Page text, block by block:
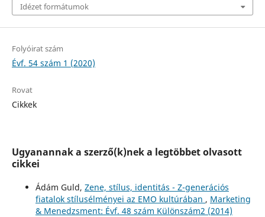
Idézet formátumok
Folyóirat szám
Évf. 54 szám 1 (2020)
Rovat
Cikkek
Ugyanannak a szerző(k)nek a legtöbbet olvasott
cikkei
Ádám Guld, Zene, stílus, identitás - Z-generációs
fiatalok stílusélményei az EMO kultúrában , Marketing
& Menedzsment: Évf. 48 szám Különszám2 (2014)